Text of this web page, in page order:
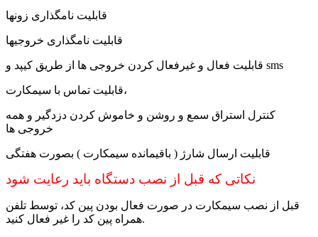
قابلیت نامگذاری زونها
قابلیت نامگذاری خروجیها
قابلیت فعال و غیرفعال کردن خروجی ها از طریق کیپد و sms
قابلیت تماس با سیمکارت،
کنترل استراق سمع و روشن و خاموش کردن دزدگیر و همه
خروجی ها
قابلیت ارسال شارژ ( باقیمانده سیمکارت ) بصورت هفتگی
نکاتی که قبل از نصب دستگاه باید رعایت شود
قبل از نصب سیمکارت در صورت فعال بودن پین کد، توسط تلفن
همراه پین کد را غیر فعال کنید.